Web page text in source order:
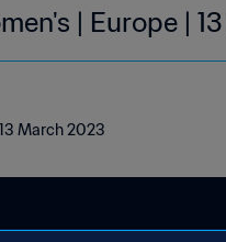
| Europe |
March 2023